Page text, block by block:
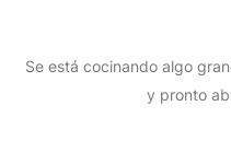
Se está cocinando algo
y pronto